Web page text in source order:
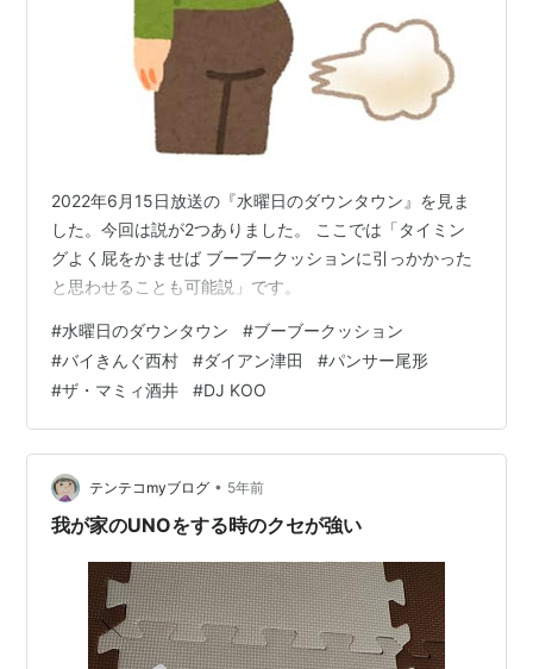
2022年6月15日放送の『水曜日のダウンタウン』を見ま
した。今回は説が2つありました。 ここでは「タイミン
グよく屁をかませば ブーブークッションに引っかかった
と思わせることも可能説」です。
#水曜日のダウンタウン #ブーブークッション
#バイきんぐ西村 #ダイアン津田 #パンサー尾形
#ザ・マミィ酒井 #DJ KOO
テンテコmyブログ • 5年前
我が家のUNOをする時のクセが強い